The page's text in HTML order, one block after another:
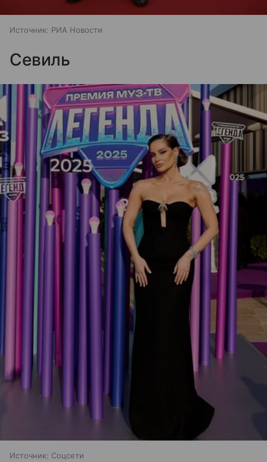
Источник: РИА Новости
Севиль
Источник: Соцсети